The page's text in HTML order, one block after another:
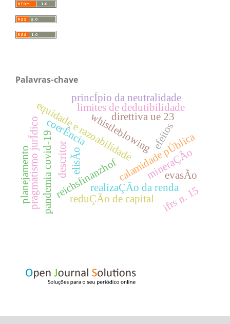
Palavras-chave
reichsfinanzhof
whistleblowing
calamidade pÚblica
pandemia covid-19
equidade e razoabilidade
realizaÇÃo da renda
reduÇÃo de capital
elisÃo
pragmatismo jurÍdico direttiva ue 23
limites de dedutibilidade
princÍpio da neutralidade
mineraÇÃo
ifrs n. 15
coerÊncia
evasÃo
planejamento descritor
efeitos